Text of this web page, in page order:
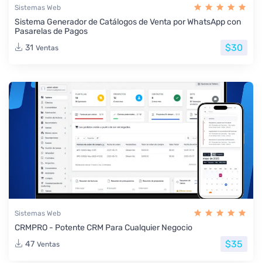
Sistemas Web
Sistema Generador de Catálogos de Venta por WhatsApp con
Pasarelas de Pagos
31 Ventas $30
Sistemas Web
CRMPRO - Potente CRM Para Cualquier Negocio
47 Ventas $35